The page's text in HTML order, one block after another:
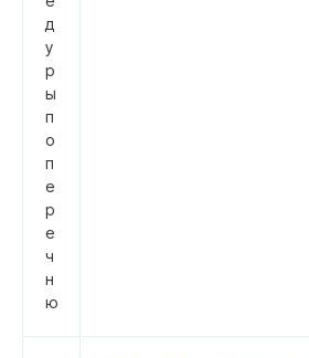
д
у
р
ы
п
о
п
е
р
е
ч
н
ю